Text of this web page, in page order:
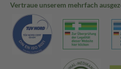
Vertraue unserem mehrfach